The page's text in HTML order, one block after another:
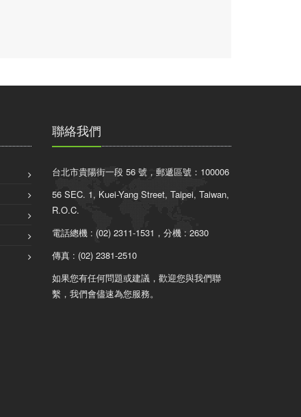
聯絡我們
台北市貴陽街一段 56 號，郵遞區號：100006
56 SEC. 1, Kuei-Yang Street, Taipei, Taiwan,
R.O.C.
電話總機 : (02) 2311-1531，分機 : 2630
傳真 : (02) 2381-2510
如果您有任何問題或建議，歡迎您與我們聯
繫，我們會儘速為您服務。